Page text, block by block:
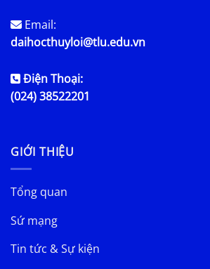
Email:
daihocthuyloi@tlu.edu.vn
Điện Thoại:
(024) 38522201
GIỚI THIỆU
Tổng quan
Sứ mạng
Tin tức & Sự kiện